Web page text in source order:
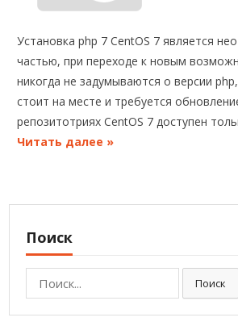
Установка php 7 CentOS 7 является
частью, при переходе к новым
никогда не задумываются о версии
стоит на месте и требуется
репозитотриях CentOS 7 доступен
Читать далее »
Поиск
Поиск